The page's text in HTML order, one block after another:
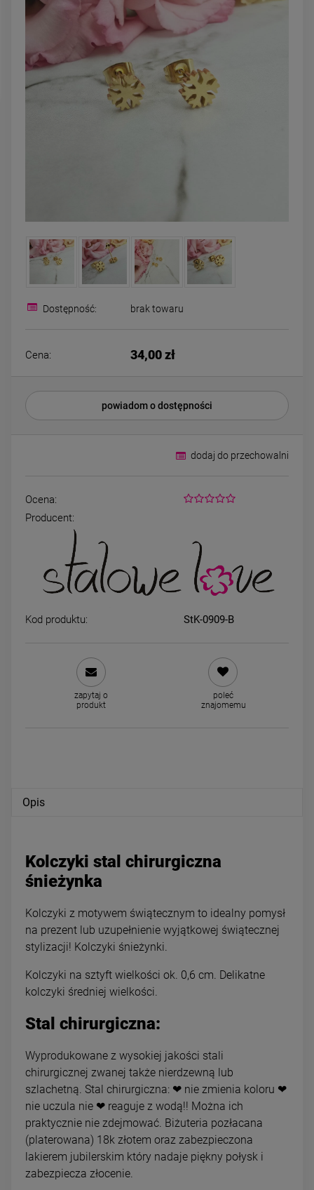
DO KOSZYKA
Bransoletka STAL
bez przywieszek
Kolczyki STAL
księżyc cyrkonie
Dostępność: brak towaru
Cena: 34,00 zł
powiadom o dostępności
dodaj do przechowalni
Ocena:
Producent:
Kod produktu: StK-0909-B
zapytaj o
produkt
poleć
znajomemu
Opis
Kolczyki stal chirurgiczna
śnieżynka
Kolczyki z motywem świątecznym to idealny pomysł
na prezent lub uzupełnienie wyjątkowej świątecznej
stylizacji! Kolczyki śnieżynki.
Kolczyki na sztyft wielkości ok. 0,6 cm. Delikatne
kolczyki średniej wielkości.
Stal chirurgiczna:
Wyprodukowane z wysokiej jakości stali
chirurgicznej zwanej także nierdzewną lub
szlachetną. Stal chirurgiczna: ❤ nie zmienia koloru ❤
nie uczula nie ❤ reaguje z wodą!! Można ich
praktycznie nie zdejmować. Biżuteria pozłacana
(platerowana) 18k złotem oraz zabezpieczona
lakierem jubilerskim który nadaje piękny połysk i
zabezpiecza złocenie.